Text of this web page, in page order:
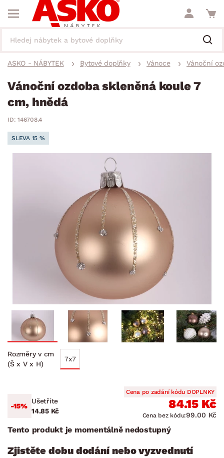
ASKO - NÁBYTEK Bytové doplňky Vánoce Vánoční
Vánoční ozdoba skleněná koule 7
cm, hnědá
ID: 146708.4
SLEVA 15 %
Rozměry v cm
(Š x V x H)
7x7
-15%
Ušetříte
14.85 Kč
Cena po zadání kódu DOPLNKY
84.15 Kč
Cena bez kódu:99.00 Kč
Tento produkt je momentálně nedostupný
Zjistěte dobu dodání nebo vyzvednutí